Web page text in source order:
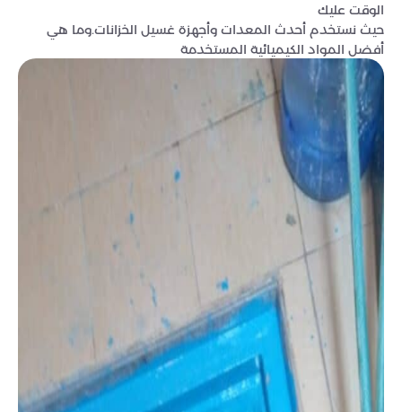
الوقت عليك
حيث نستخدم أحدث المعدات وأجهزة غسيل الخزانات.وما هي
أفضل المواد الكيميائية المستخدمة